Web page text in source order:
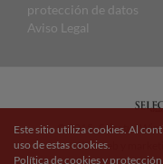
protección de datos
Aviso Legal
© 2015 Selectus
Sitio web y
Este sitio utiliza cookies. Al
uso de estas cookies.
Política de cookies y